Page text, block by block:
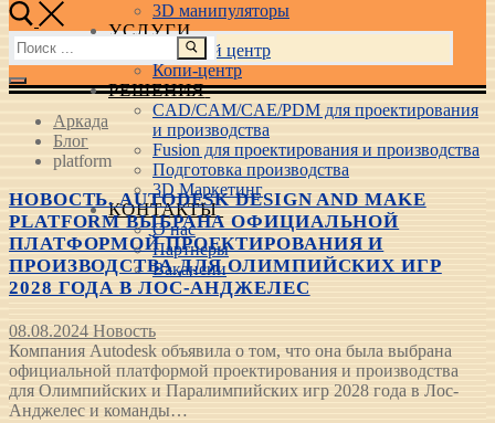
3D манипуляторы
УСЛУГИ
Учебный центр
Копи-центр
РЕШЕНИЯ
CAD/CAM/CAE/PDM для проектирования
и производства
Fusion для проектирования и производства
Подготовка производства
3D Маркетинг
КОНТАКТЫ
О нас
Партнеры
Вакансии
Найти:
Аркада
Блог
platform
НОВОСТЬ. AUTODESK DESIGN AND MAKE
PLATFORM ВЫБРАНА ОФИЦИАЛЬНОЙ
ПЛАТФОРМОЙ ПРОЕКТИРОВАНИЯ И
ПРОИЗВОДСТВА ДЛЯ ОЛИМПИЙСКИХ ИГР
2028 ГОДА В ЛОС-АНДЖЕЛЕС
08.08.2024 Новость
Компания Autodesk объявила о том, что она была выбрана
официальной платформой проектирования и производства
для Олимпийских и Паралимпийских игр 2028 года в Лос-
Анджелес и команды…